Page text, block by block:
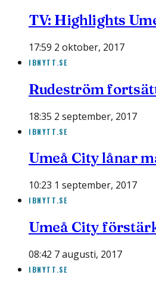
TV: Highlights
17:59 2 oktober, 2017
IBNYTT.SE
Rudeström
18:35 2 september, 2017
IBNYTT.SE
Umeå City lånar
10:23 1 september, 2017
IBNYTT.SE
Umeå City
08:42 7 augusti, 2017
IBNYTT.SE